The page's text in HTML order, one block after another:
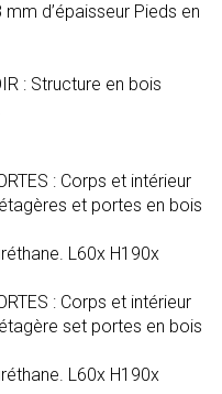
d’épaisseur Pieds en
: Structure en bois
: Corps et intérieur
et portes en bois
L60x H190x
: Corps et intérieur
set portes en bois
L60x H190x